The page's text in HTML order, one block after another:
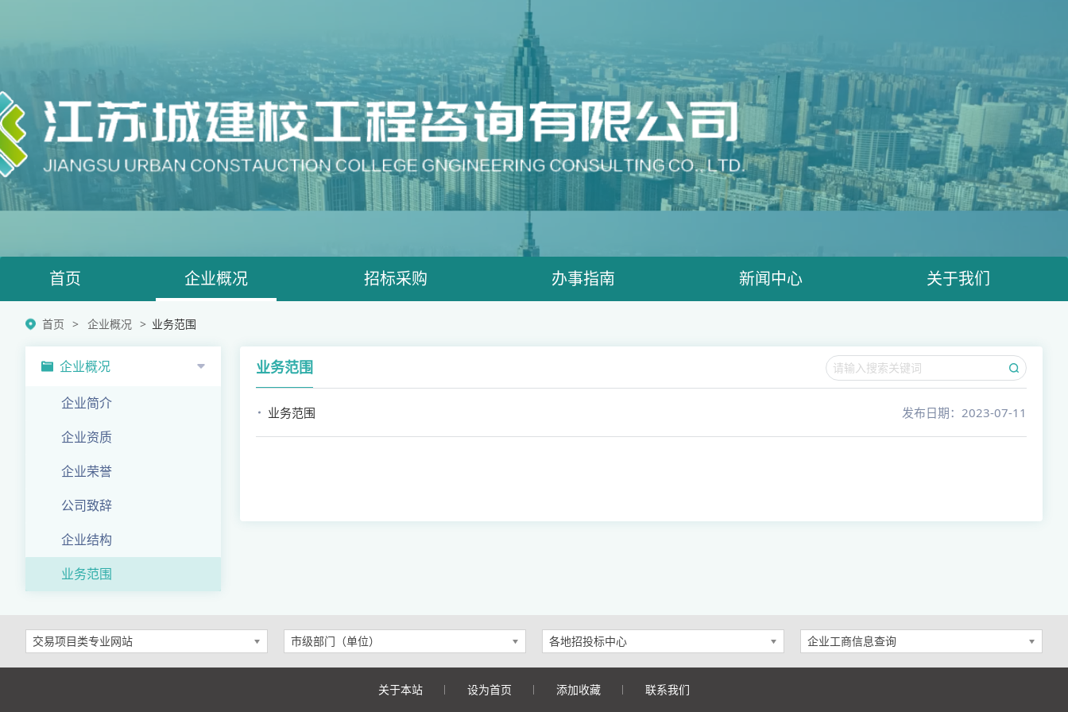
首页 企业概况 招标采购 办事指南 新闻中心 关于我们
首页 企业概况 业务范围
企业概况
企业简介
企业资质
企业荣誉
公司致辞
企业结构
业务范围
业务范围
业务范围 发布日期：2023-07-11
交易项目类专业网站 市级部门（单位） 各地招投标中心 企业工商信息查询
关于本站 设为首页 添加收藏 联系我们